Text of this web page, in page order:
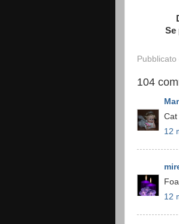
Se
Pubblicato
104
Cat
12
12